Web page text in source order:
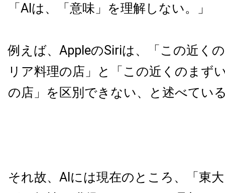
「AIは、「意味」を理解しない。」
例えば、AppleのSiriは、「この近く
リア料理の店」と「この近くのまず
の店」を区別できない、と述べてい
それ故、AIには現在のところ、「東